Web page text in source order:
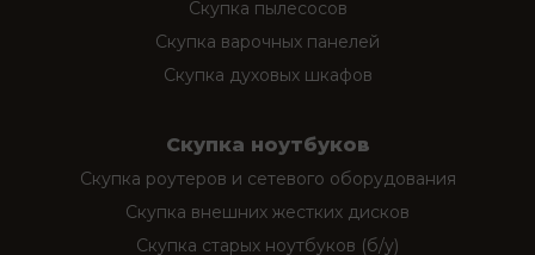
Скупка пылесосов
Скупка варочных панелей
Скупка духовых шкафов
Скупка ноутбуков
Скупка роутеров и сетевого оборудования
Скупка внешних жестких дисков
Скупка старых ноутбуков (б/у)